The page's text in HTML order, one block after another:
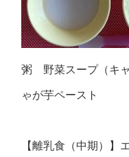
粥 野菜スープ（キ
ゃが芋ペースト
【離乳食（中期）